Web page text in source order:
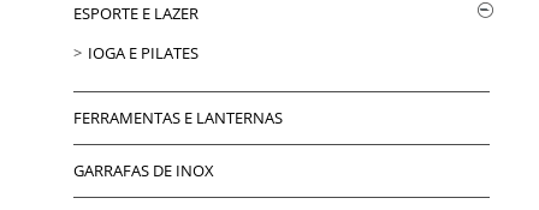
ESPORTE E LAZER
IOGA E PILATES
FERRAMENTAS E LANTERNAS
GARRAFAS DE INOX